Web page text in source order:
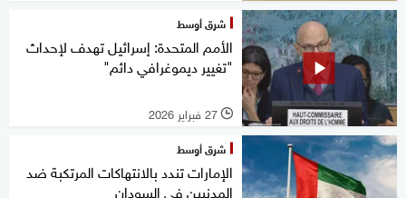
شرق أوسط
الأمم المتحدة: إسرائيل تهدف لإحداث
"تغيير ديموغرافي دائم"
l 27 فبراير 2026
شرق أوسط
الإمارات تندد بالانتهاكات المرتكبة ضد
المدنيين في السودان